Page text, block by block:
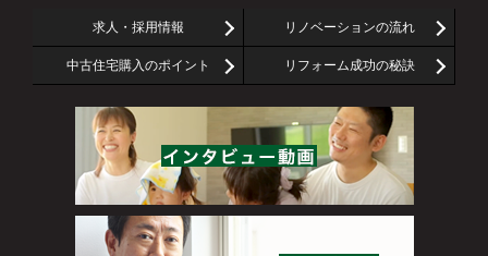
求人・採用情報 リノベーションの流れ
中古住宅購入のポイント リフォーム成功の秘訣